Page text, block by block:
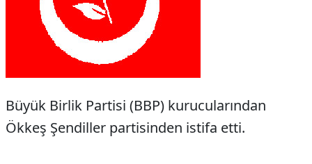
Büyük Birlik Partisi (BBP) kurucularından
Ökkeş Şendiller partisinden istifa etti.